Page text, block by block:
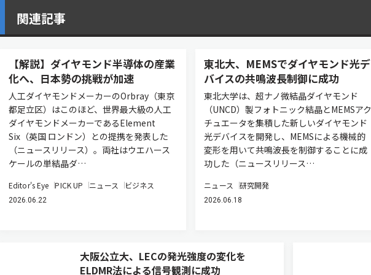
関連記事
【解説】ダイヤモンド半導体の産業
化へ、日本勢の挑戦が加速
人工ダイヤモンドメーカーのOrbray（東京
都足立区）はこのほど、世界最大級の人工
ダイヤモンドメーカーであるElement
Six（英国 ロンドン）との提携を発表した
（ニュースリリース）。両社はウエハース
ケールの単結晶ダ…
Editor's Eye PICK UP ニュース ビジネス
2026.06.22
東北大、MEMSでダイヤモンド光デ
バイスの共鳴波長制御に成功
東北大学は、超ナノ微結晶ダイヤモンド
（UNCD）製フォトニック結晶とMEMSアク
チュエータを集積した新しいダイヤモンド
光デバイスを開発し、MEMSによる機械的
変形を用いて共鳴波長を制御することに成
功した（ニュースリリース…
ニュース 研究開発
2026.06.18
大阪公立大、LECの発光強度の変化を
ELDMR法による信号観測に成功